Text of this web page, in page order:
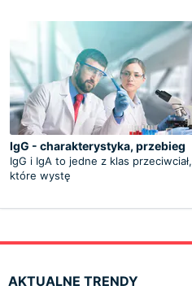
IgG - charakterystyka, przebieg
IgG i IgA to jedne z klas przeciwciał,
które wystę
AKTUALNE TRENDY